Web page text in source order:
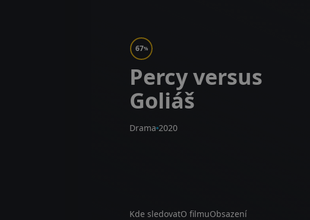
67%
Percy versus
Goliáš
Drama 2020
Kde sledovatO filmuObsazení